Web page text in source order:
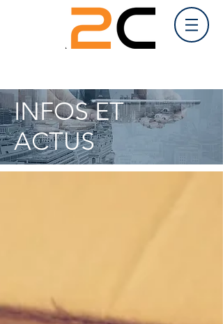
INFOS ET
ACTUS